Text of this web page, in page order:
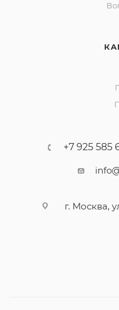
+7 925 585
г. Москва,